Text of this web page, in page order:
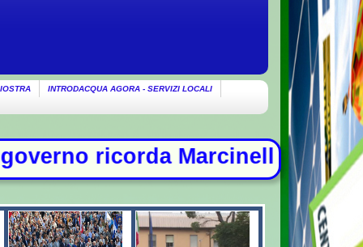
INTRODACQUA AGORA - SERVIZI LOCALI
"Non c'è spazio per